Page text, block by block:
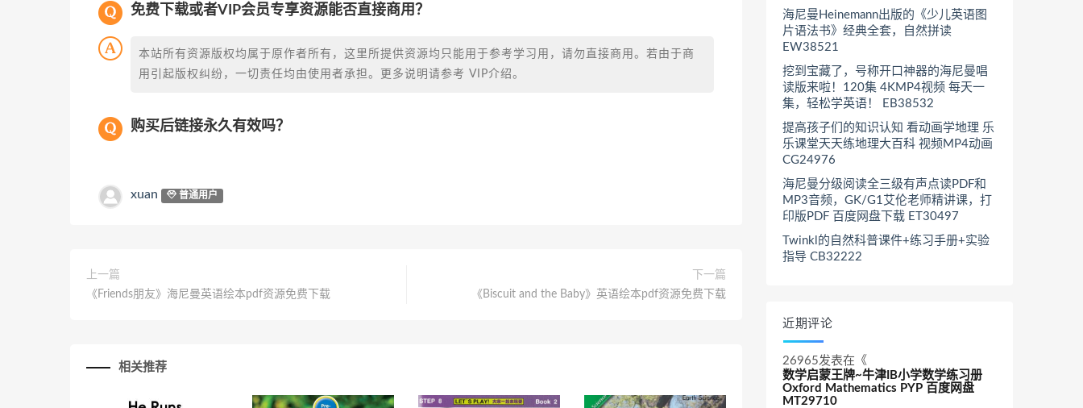
免费下载或者VIP会员专享资源能否直接商用？
本站所有资源版权均属于原作者所有，这里所提供资源均只能用于参考学习用，请勿直接商用。若由于商
用引起版权纠纷，一切责任均由使用者承担。更多说明请参考 VIP介绍。
购买后链接永久有效吗？
xuan 普通用户
上一篇
《Friends朋友》海尼曼英语绘本pdf资源免费下载
下一篇
《Biscuit and the Baby》英语绘本pdf资源免费下载
相关推荐
海尼曼Heinemann出版的《少儿英语图
片语法书》经典全套，自然拼读
EW38521
挖到宝藏了，号称开口神器的海尼曼唱
读版来啦！120集 4KMP4视频 每天一
集，轻松学英语！ EB38532
提高孩子们的知识认知 看动画学地理 乐
乐课堂天天练地理大百科 视频MP4动画
CG24976
海尼曼分级阅读全三级有声点读PDF和
MP3音频，GK/G1艾伦老师精讲课，打
印版PDF 百度网盘下载 ET30497
Twinkl的自然科普课件+练习手册+实验
指导 CB32222
近期评论
26965发表在《
数学启蒙王牌~牛津IB小学数学练习册
Oxford Mathematics PYP 百度网盘
MT29710